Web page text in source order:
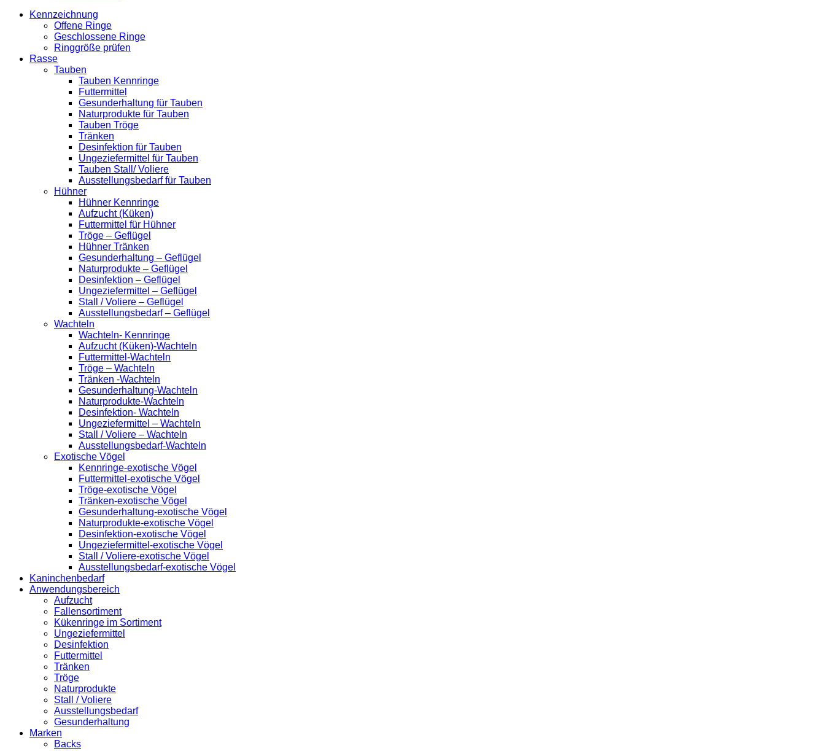
Kennzeichnung
Offene Ringe
Geschlossene Ringe
Ringgröße prüfen
Rasse
Tauben
Tauben Kennringe
Futtermittel
Gesunderhaltung für Tauben
Naturprodukte für Tauben
Tauben Tröge
Tränken
Desinfektion für Tauben
Ungeziefermittel für Tauben
Tauben Stall/ Voliere
Ausstellungsbedarf für Tauben
Hühner
Hühner Kennringe
Aufzucht (Küken)
Futtermittel für Hühner
Tröge – Geflügel
Hühner Tränken
Gesunderhaltung – Geflügel
Naturprodukte – Geflügel
Desinfektion – Geflügel
Ungeziefermittel – Geflügel
Stall / Voliere – Geflügel
Ausstellungsbedarf – Geflügel
Wachteln
Wachteln- Kennringe
Aufzucht (Küken)-Wachteln
Futtermittel-Wachteln
Tröge – Wachteln
Tränken -Wachteln
Gesunderhaltung-Wachteln
Naturprodukte-Wachteln
Desinfektion- Wachteln
Ungeziefermittel – Wachteln
Stall / Voliere – Wachteln
Ausstellungsbedarf-Wachteln
Exotische Vögel
Kennringe-exotische Vögel
Futtermittel-exotische Vögel
Tröge-exotische Vögel
Tränken-exotische Vögel
Gesunderhaltung-exotische Vögel
Naturprodukte-exotische Vögel
Desinfektion-exotische Vögel
Ungeziefermittel-exotische Vögel
Stall / Voliere-exotische Vögel
Ausstellungsbedarf-exotische Vögel
Kaninchenbedarf
Anwendungsbereich
Aufzucht
Fallensortiment
Kükenringe im Sortiment
Ungeziefermittel
Desinfektion
Futtermittel
Tränken
Tröge
Naturprodukte
Stall / Voliere
Ausstellungsbedarf
Gesunderhaltung
Marken
Backs